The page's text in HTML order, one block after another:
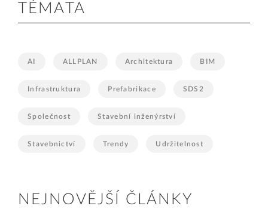
TÉMATA
AI ALLPLAN Architektura BIM
Infrastruktura Prefabrikace SDS2
Společnost Stavební inženýrství
Stavebnictví Trendy Udržitelnost
NEJNOVĚJŠÍ ČLÁNKY